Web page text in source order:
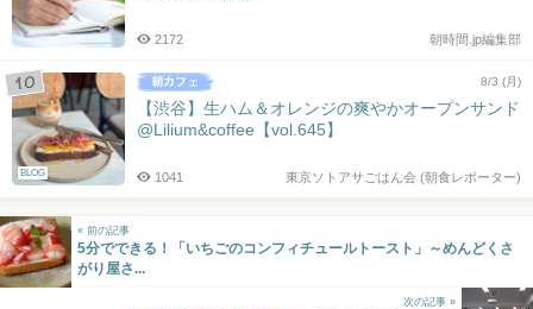
朝時間.jp編集部
2172
BLOG
8/3 (月)
【渋谷】生ハム＆オレンジの爽やかオープンサンド
@Lilium&coffee【vol.645】
東京ソトアサごはん会 (朝食レポーター)
1041
« 前の記事
5分でできる！「いちごのコンフィチュールトースト」～めんどくさ
がり屋さ...
次の記事 »